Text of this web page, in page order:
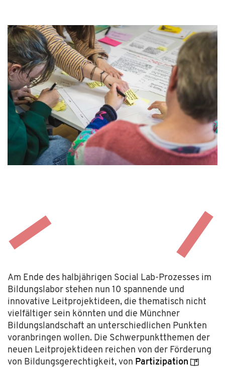
Am Ende des halbjährigen Social Lab-Prozesses im
Bildungslabor stehen nun 10 spannende und
innovative Leitprojektideen, die thematisch nicht
vielfältiger sein könnten und die Münchner
Bildungslandschaft an unterschiedlichen Punkten
voranbringen wollen. Die Schwerpunktthemen der
neuen Leitprojektideen reichen von der Förderung
von Bildungsgerechtigkeit, von Partizipation